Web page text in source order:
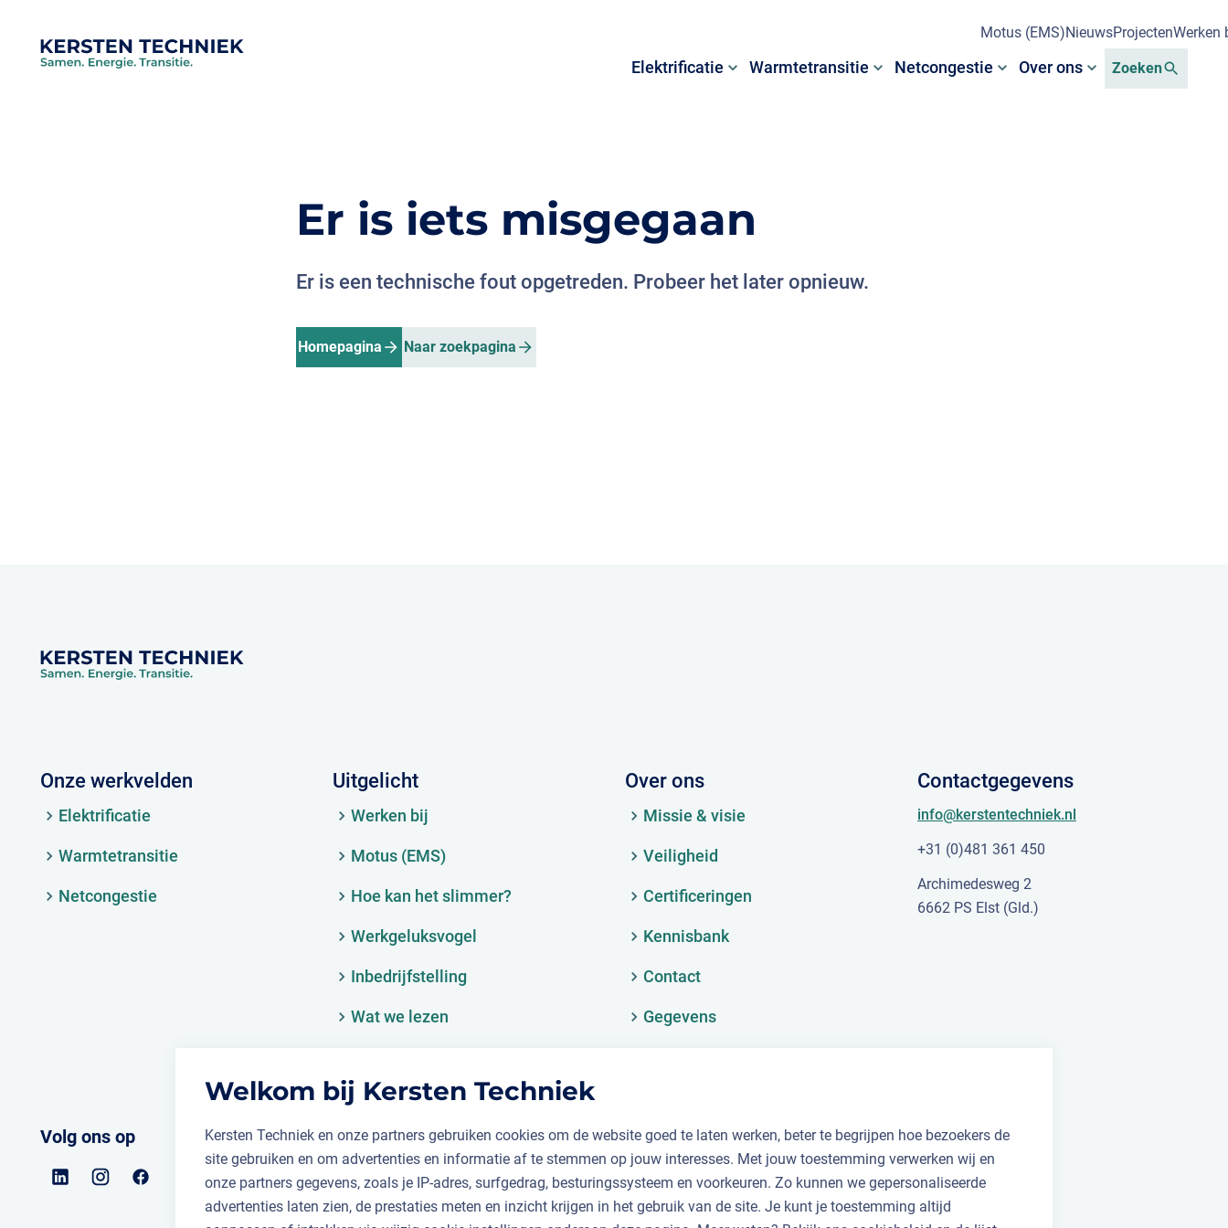
Welkom bij Kersten Techniek
Kersten Techniek en onze partners gebruiken cookies om de website goed te laten werken, beter te begrijpen hoe bezoekers de
site gebruiken en om advertenties en informatie af te stemmen op jouw interesses. Met jouw toestemming verwerken wij en
onze partners gegevens, zoals je IP-adres, surfgedrag, besturingssysteem en voorkeuren. Zo kunnen we gepersonaliseerde
advertenties laten zien, de prestaties meten en inzicht krijgen in het gebruik van de site. Je kunt je toestemming altijd
Elektrificatie Warmtetransitie Netcongestie Over ons
Motus (EMS)NieuwsProjectenWerken
Zoeken
Er is iets misgegaan
Er is een technische fout opgetreden. Probeer het later opnieuw.
Homepagina Naar zoekpagina
Onze werkvelden
Elektrificatie
Warmtetransitie
Netcongestie
Uitgelicht
Werken bij
Motus (EMS)
Hoe kan het slimmer?
Werkgeluksvogel
Inbedrijfstelling
Wat we lezen
Over ons
Missie & visie
Veiligheid
Certificeringen
Kennisbank
Contact
Gegevens
Contactgegevens
info@kerstentechniek.nl
+31 (0)481 361 450
Archimedesweg 2
6662 PS Elst (Gld.)
Volg ons op